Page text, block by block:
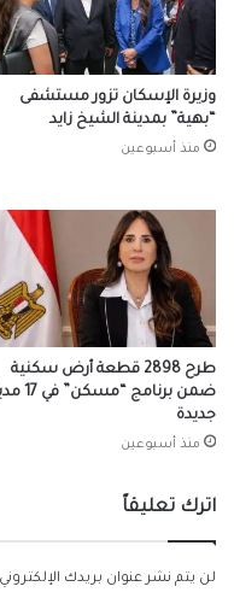
وزيرة الإسكان تزور مستشفى
“بهية” بمدينة الشيخ زايد
منذ أسبوعين
طرح 2898 قطعة أرض سكنية
ضمن برنامج
جديدة
منذ أسبوعين
اترك تعليقاً
لن يتم نشر عنوان بريدك